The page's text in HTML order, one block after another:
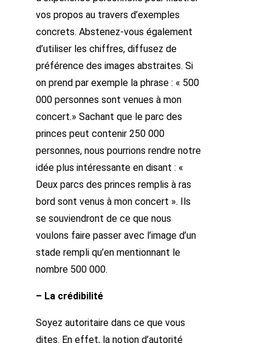
vos propos au travers d’exemples
concrets. Abstenez-vous également
d’utiliser les chiffres, diffusez de
préférence des images abstraites. Si
on prend par exemple la phrase : « 500
000 personnes sont venues à mon
concert.» Sachant que le parc des
princes peut contenir 250 000
personnes, nous pourrions rendre notre
idée plus intéressante en disant : «
Deux parcs des princes remplis à ras
bord sont venus à mon concert ». Ils
se souviendront de ce que nous
voulons faire passer avec l’image d’un
stade rempli qu’en mentionnant le
nombre 500 000.
– La crédibilité
Soyez autoritaire dans ce que vous
dites. En effet, la notion d’autorité